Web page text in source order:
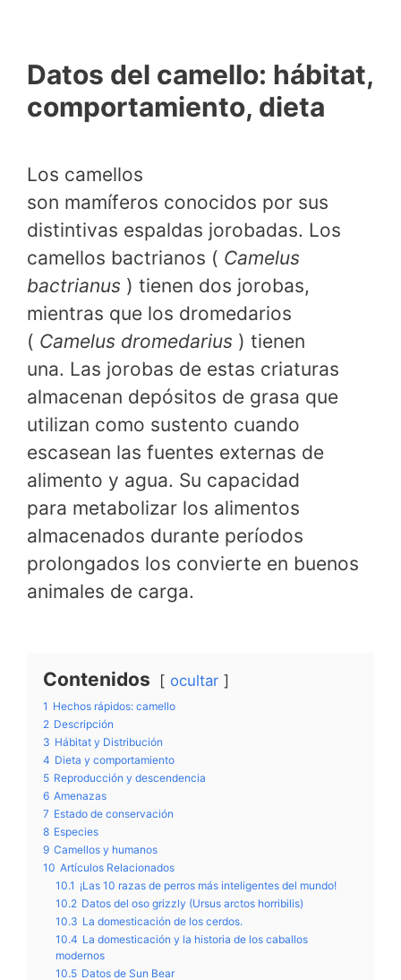
Datos del camello: hábitat,
comportamiento, dieta
Los camellos
son mamíferos conocidos por sus
distintivas espaldas jorobadas. Los
camellos bactrianos ( Camelus
bactrianus ) tienen dos jorobas,
mientras que los dromedarios
( Camelus dromedarius ) tienen
una. Las jorobas de estas criaturas
almacenan depósitos de grasa que
utilizan como sustento cuando
escasean las fuentes externas de
alimento y agua. Su capacidad
para metabolizar los alimentos
almacenados durante períodos
prolongados los convierte en buenos
animales de carga.
Contenidos ocultar
1 Hechos rápidos: camello
2 Descripción
3 Hábitat y Distribución
4 Dieta y comportamiento
5 Reproducción y descendencia
6 Amenazas
7 Estado de conservación
8 Especies
9 Camellos y humanos
10 Artículos Relacionados
10.1 ¡Las 10 razas de perros más inteligentes del mundo!
10.2 Datos del oso grizzly (Ursus arctos horribilis)
10.3 La domesticación de los cerdos.
10.4 La domesticación y la historia de los caballos
modernos
10.5 Datos de Sun Bear